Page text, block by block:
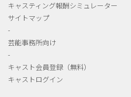
キャスティング報酬シミュレーター
サイトマップ
-
芸能事務所向け
-
キャスト会員登録（無料）
キャストログイン